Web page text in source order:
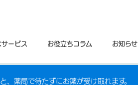
ービス お役立ちコラム お知らせ
、薬局で待たずにお薬が受け取れます。